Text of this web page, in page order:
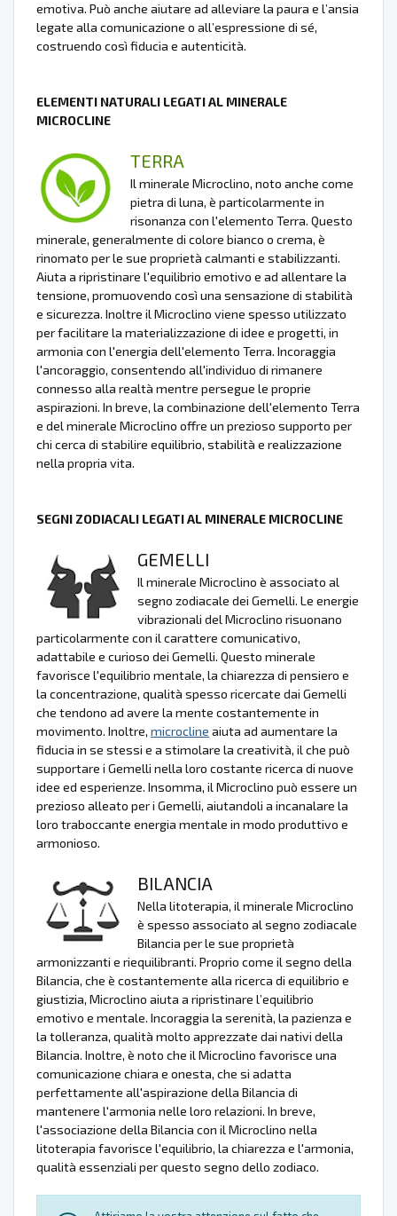
emotiva. Può anche aiutare ad alleviare la paura e l’ansia
legate alla comunicazione o all’espressione di sé,
costruendo così fiducia e autenticità.
ELEMENTI NATURALI LEGATI AL MINERALE
MICROCLINE
TERRA
Il minerale Microclino, noto anche come
pietra di luna, è particolarmente in
risonanza con l'elemento Terra. Questo
minerale, generalmente di colore bianco o crema, è
rinomato per le sue proprietà calmanti e stabilizzanti.
Aiuta a ripristinare l'equilibrio emotivo e ad allentare la
tensione, promuovendo così una sensazione di stabilità
e sicurezza. Inoltre il Microclino viene spesso utilizzato
per facilitare la materializzazione di idee e progetti, in
armonia con l'energia dell'elemento Terra. Incoraggia
l'ancoraggio, consentendo all'individuo di rimanere
connesso alla realtà mentre persegue le proprie
aspirazioni. In breve, la combinazione dell'elemento Terra
e del minerale Microclino offre un prezioso supporto per
chi cerca di stabilire equilibrio, stabilità e realizzazione
nella propria vita.
SEGNI ZODIACALI LEGATI AL MINERALE MICROCLINE
GEMELLI
Il minerale Microclino è associato al
segno zodiacale dei Gemelli. Le energie
vibrazionali del Microclino risuonano
particolarmente con il carattere comunicativo,
adattabile e curioso dei Gemelli. Questo minerale
favorisce l'equilibrio mentale, la chiarezza di pensiero e
la concentrazione, qualità spesso ricercate dai Gemelli
che tendono ad avere la mente costantemente in
movimento. Inoltre, microcline aiuta ad aumentare la
fiducia in se stessi e a stimolare la creatività, il che può
supportare i Gemelli nella loro costante ricerca di nuove
idee ed esperienze. Insomma, il Microclino può essere un
prezioso alleato per i Gemelli, aiutandoli a incanalare la
loro traboccante energia mentale in modo produttivo e
armonioso.
BILANCIA
Nella litoterapia, il minerale Microclino
è spesso associato al segno zodiacale
Bilancia per le sue proprietà
armonizzanti e riequilibranti. Proprio come il segno della
Bilancia, che è costantemente alla ricerca di equilibrio e
giustizia, Microclino aiuta a ripristinare l’equilibrio
emotivo e mentale. Incoraggia la serenità, la pazienza e
la tolleranza, qualità molto apprezzate dai nativi della
Bilancia. Inoltre, è noto che il Microclino favorisce una
comunicazione chiara e onesta, che si adatta
perfettamente all'aspirazione della Bilancia di
mantenere l'armonia nelle loro relazioni. In breve,
l'associazione della Bilancia con il Microclino nella
litoterapia favorisce l'equilibrio, la chiarezza e l'armonia,
qualità essenziali per questo segno dello zodiaco.